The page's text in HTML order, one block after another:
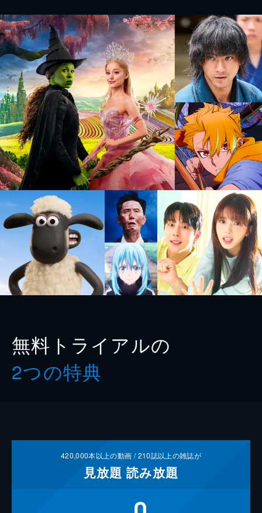
無料トライアルの
2つの特典
420,000本以上の動画 /210誌以上の雑誌が
見放題 読み放題